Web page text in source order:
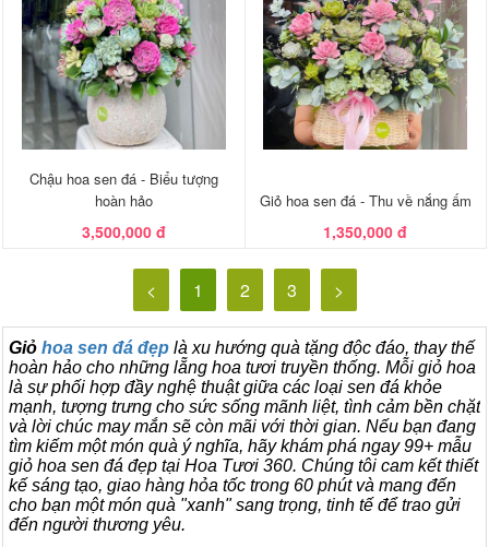
Chậu hoa sen đá - Biểu tượng
hoàn hảo
3,500,000 đ
Giỏ hoa sen đá - Thu về nắng ấm
1,350,000 đ
< 1 2 3 >
Giỏ hoa sen đá đẹp là xu hướng quà tặng độc đáo, thay thế
hoàn hảo cho những lẵng hoa tươi truyền thống. Mỗi giỏ hoa
là sự phối hợp đầy nghệ thuật giữa các loại sen đá khỏe
mạnh, tượng trưng cho sức sống mãnh liệt, tình cảm bền chặt
và lời chúc may mắn sẽ còn mãi với thời gian. Nếu bạn đang
tìm kiếm một món quà ý nghĩa, hãy khám phá ngay 99+ mẫu
giỏ hoa sen đá đẹp tại Hoa Tươi 360. Chúng tôi cam kết thiết
kế sáng tạo, giao hàng hỏa tốc trong 60 phút và mang đến
cho bạn một món quà "xanh" sang trọng, tinh tế để trao gửi
đến người thương yêu.